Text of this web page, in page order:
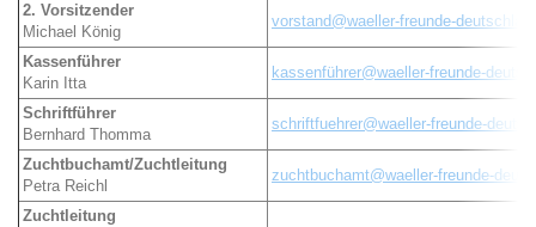
2. Vorsitzender
Michael König
vorstand@waeller-freunde-
Kassenführer
Karin Itta
kassenführer@waeller-freunde-
Schriftführer
Bernhard Thomma
schriftfuehrer@waeller-freunde-
Zuchtbuchamt/Zuchtleitung
Petra Reichl
zuchtbuchamt@waeller-freunde-
Zuchtleitung